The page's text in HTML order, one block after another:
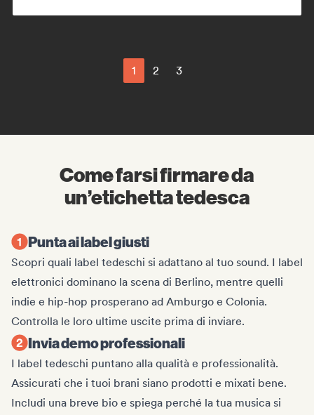
1 2 3
Come farsi firmare da
un’etichetta tedesca
Punta ai label giusti
Scopri quali label tedeschi si adattano al tuo sound. I label
elettronici dominano la scena di Berlino, mentre quelli
indie e hip-hop prosperano ad Amburgo e Colonia.
Controlla le loro ultime uscite prima di inviare.
Invia demo professionali
I label tedeschi puntano alla qualità e professionalità.
Assicurati che i tuoi brani siano prodotti e mixati bene.
Includi una breve bio e spiega perché la tua musica si